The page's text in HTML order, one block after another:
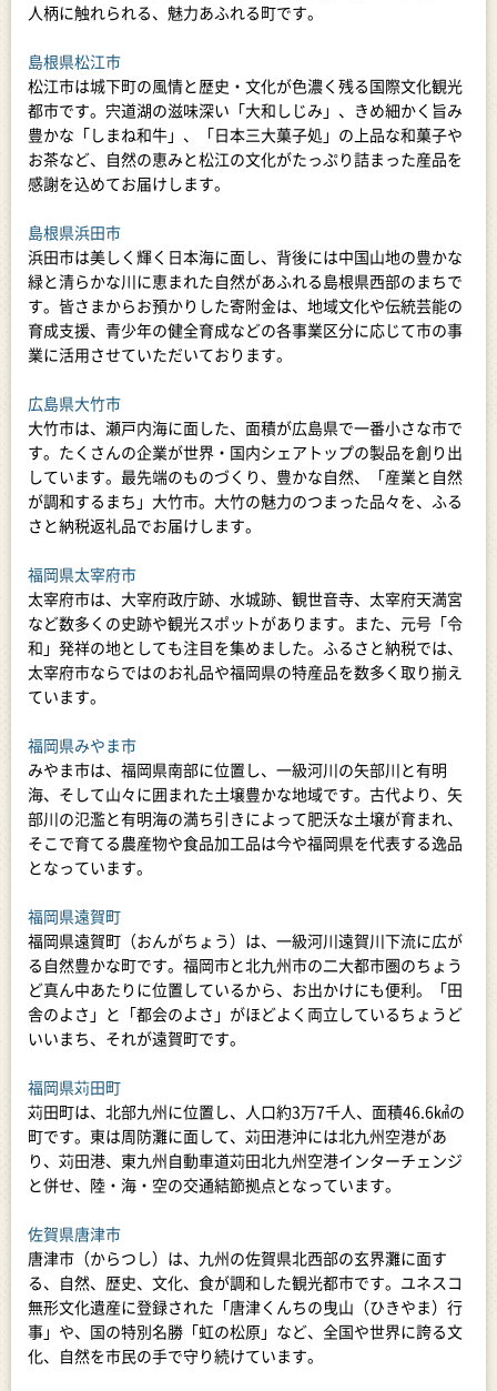
人柄に触れられる、魅力あふれる町です。
島根県松江市
松江市は城下町の風情と歴史・文化が色濃く残る国際文化観光
都市です。宍道湖の滋味深い「大和しじみ」、きめ細かく旨み
豊かな「しまね和牛」、「日本三大菓子処」の上品な和菓子や
お茶など、自然の恵みと松江の文化がたっぷり詰まった産品を
感謝を込めてお届けします。
島根県浜田市
浜田市は美しく輝く日本海に面し、背後には中国山地の豊かな
緑と清らかな川に恵まれた自然があふれる島根県西部のまちで
す。皆さまからお預かりした寄附金は、地域文化や伝統芸能の
育成支援、青少年の健全育成などの各事業区分に応じて市の事
業に活用させていただいております。
広島県大竹市
大竹市は、瀬戸内海に面した、面積が広島県で一番小さな市で
す。たくさんの企業が世界・国内シェアトップの製品を創り出
しています。最先端のものづくり、豊かな自然、「産業と自然
が調和するまち」大竹市。大竹の魅力のつまった品々を、ふる
さと納税返礼品でお届けします。
福岡県太宰府市
太宰府市は、大宰府政庁跡、水城跡、観世音寺、太宰府天満宮
など数多くの史跡や観光スポットがあります。また、元号「令
和」発祥の地としても注目を集めました。ふるさと納税では、
太宰府市ならではのお礼品や福岡県の特産品を数多く取り揃え
ています。
福岡県みやま市
みやま市は、福岡県南部に位置し、一級河川の矢部川と有明
海、そして山々に囲まれた土壌豊かな地域です。古代より、矢
部川の氾濫と有明海の満ち引きによって肥沃な土壌が育まれ、
そこで育てる農産物や食品加工品は今や福岡県を代表する逸品
となっています。
福岡県遠賀町
福岡県遠賀町（おんがちょう）は、一級河川遠賀川下流に広が
る自然豊かな町です。福岡市と北九州市の二大都市圏のちょう
ど真ん中あたりに位置しているから、お出かけにも便利。「田
舎のよさ」と「都会のよさ」がほどよく両立しているちょうど
いいまち、それが遠賀町です。
福岡県苅田町
苅田町は、北部九州に位置し、人口約3万7千人、面積46.6㎢の
町です。東は周防灘に面して、苅田港沖には北九州空港があ
り、苅田港、東九州自動車道苅田北九州空港インターチェンジ
と併せ、陸・海・空の交通結節拠点となっています。
佐賀県唐津市
唐津市（からつし）は、九州の佐賀県北西部の玄界灘に面す
る、自然、歴史、文化、食が調和した観光都市です。ユネスコ
無形文化遺産に登録された「唐津くんちの曳山（ひきやま）行
事」や、国の特別名勝「虹の松原」など、全国や世界に誇る文
化、自然を市民の手で守り続けています。